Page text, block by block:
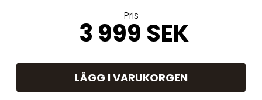
Pris
3 999 SEK
LÄGG I VARUKORGEN